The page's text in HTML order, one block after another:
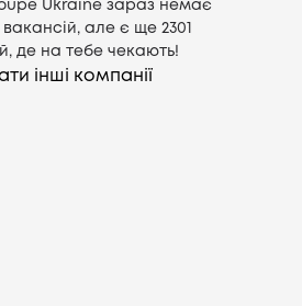
Ukraine зараз немає
вакансій, але є ще 2301
де на тебе чекають!
інші компанії